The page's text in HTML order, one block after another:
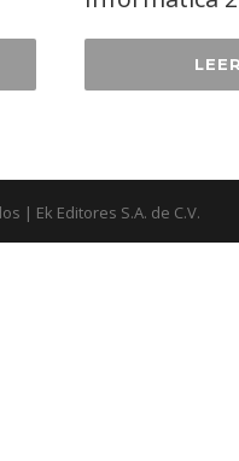
| Ek Editores S.A. de C.V.